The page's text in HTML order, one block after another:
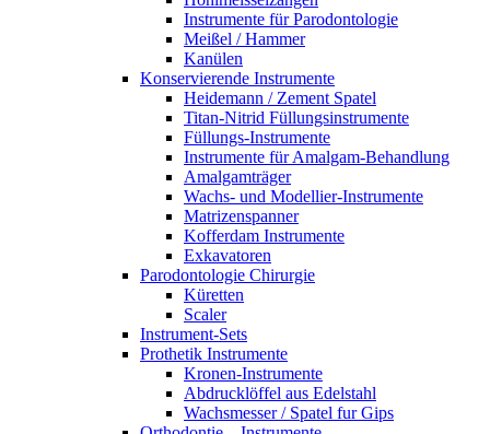
Instrumente für Parodontologie
Meißel / Hammer
Kanülen
Konservierende Instrumente
Heidemann / Zement Spatel
Titan-Nitrid Füllungsinstrumente
Füllungs-Instrumente
Instrumente für Amalgam-Behandlung
Amalgamträger
Wachs- und Modellier-Instrumente
Matrizenspanner
Kofferdam Instrumente
Exkavatoren
Parodontologie Chirurgie
Küretten
Scaler
Instrument-Sets
Prothetik Instrumente
Kronen-Instrumente
Abdrucklöffel aus Edelstahl
Wachsmesser / Spatel fur Gips